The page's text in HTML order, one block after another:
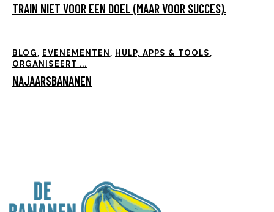
TRAIN NIET VOOR EEN DOEL (MAAR VOOR SUCCES).
BLOG, EVENEMENTEN, HULP, APPS & TOOLS,
ORGANISEERT ...
NAJAARSBANANEN